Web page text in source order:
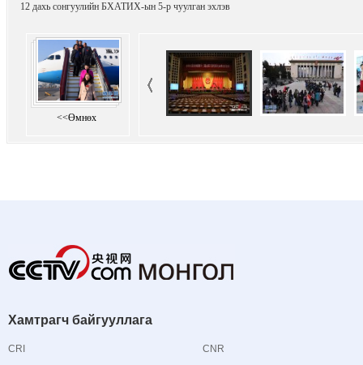
12 дахь сонгуулийн БХАТИХ-ын 5-р чуулган эхлэв
<<Өмнөх
Хамтрагч байгууллага
CRI CNR